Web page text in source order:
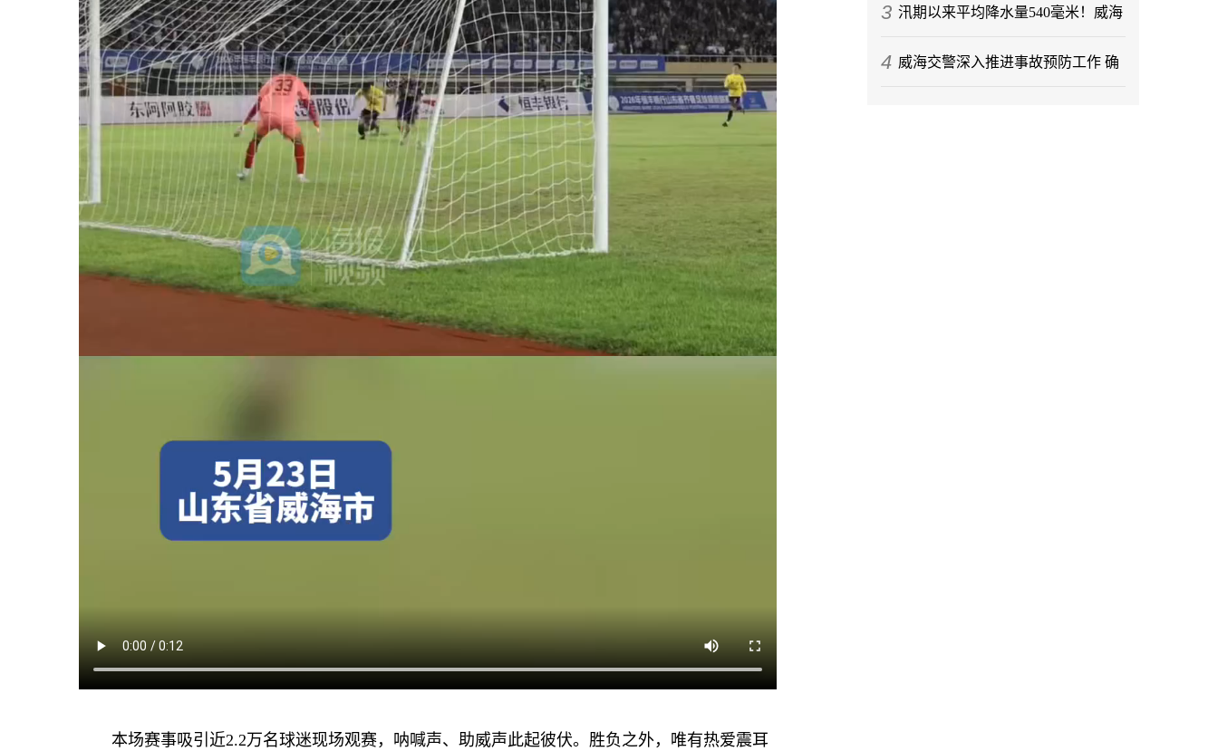
本场赛事吸引近2.2万名球迷现场观赛，呐喊声、助威声此起彼伏。胜负之外，唯有热爱震耳
展节前月饼专项监督检查
3 汛期以来平均降水量540毫米！威海
今年气候情况发布
4 威海交警深入推进事故预防工作 确